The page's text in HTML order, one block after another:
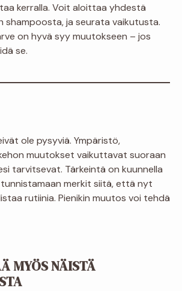
kerralla. Voit aloittaa yhdestä
ja seurata vaikutusta.
on hyvä syy muutokseen – jos
se.
ole pysyviä. Ympäristö,
muutokset vaikuttavat suoraan
tarvitsevat. Tärkeintä on kuunnella
merkit siitä, että nyt
rutiinia. Pienikin muutos voi tehdä
MYÖS NÄISTÄ